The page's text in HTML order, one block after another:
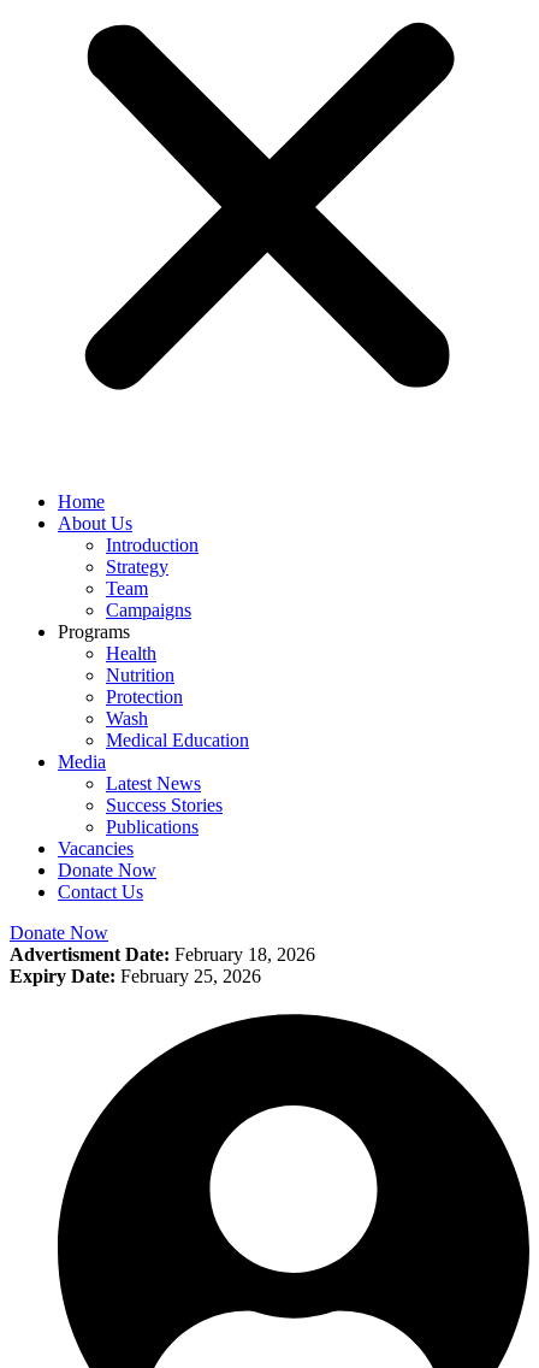
Home
About Us
Introduction
Strategy
Team
Campaigns
Programs
Health
Nutrition
Protection
Wash
Medical Education
Media
Latest News
Success Stories
Publications
Vacancies
Donate Now
Contact Us
Donate Now
Advertisment Date: February 18, 2026
Expiry Date: February 25, 2026